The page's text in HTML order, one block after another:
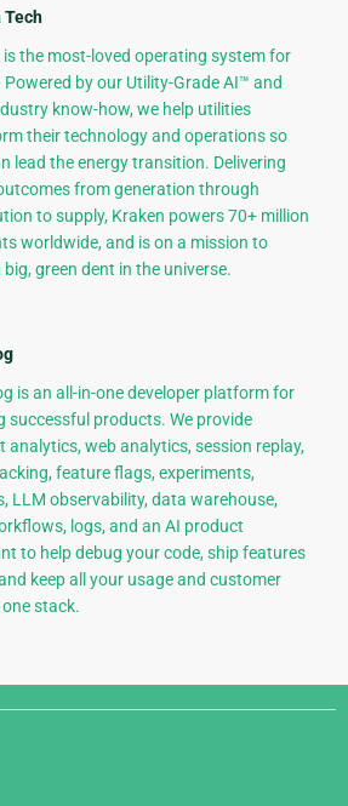
Tech
is the most-loved operating system for
Powered by our Utility-Grade AI™ and
know-how, we help utilities
their technology and operations so
lead the energy transition. Delivering
from generation through
to supply, Kraken powers 70+ million
worldwide, and is on a mission to
big, green dent in the universe.
is an all-in-one developer platform for
successful products. We provide
analytics, web analytics, session replay,
feature flags, experiments,
LLM observability, data warehouse,
logs, and an AI product
to help debug your code, ship features
keep all your usage and customer
stack.